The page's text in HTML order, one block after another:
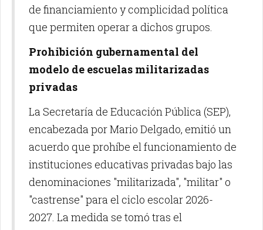
de financiamiento y complicidad política
que permiten operar a dichos grupos.
Prohibición gubernamental del
modelo de escuelas militarizadas
privadas
La Secretaría de Educación Pública (SEP),
encabezada por Mario Delgado, emitió un
acuerdo que prohíbe el funcionamiento de
instituciones educativas privadas bajo las
denominaciones "militarizada", "militar" o
"castrense" para el ciclo escolar 2026-
2027. La medida se tomó tras el